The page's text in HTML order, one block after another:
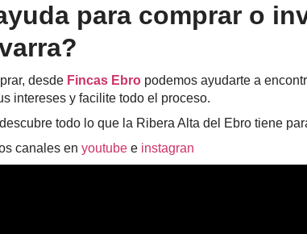
para comprar o
desde Fincas Ebro podemos ayudarte a
intereses y facilite todo el proceso.
todo lo que la Ribera Alta del Ebro tiene
canales en youtube e instagran